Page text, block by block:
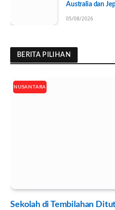
Australia dan
05/08/2026
BERITA PILIHAN
NUSANTARA
Sekolah di Tembilahan